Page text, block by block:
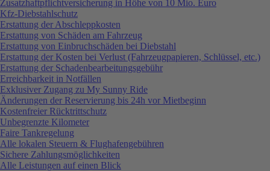
Zusatzhaftpflichtversicherung in Höhe von 10 Mio. Euro
Kfz-Diebstahlschutz
Erstattung der Abschleppkosten
Erstattung von Schäden am Fahrzeug
Erstattung von Einbruchschäden bei Diebstahl
Erstattung der Kosten bei Verlust (Fahrzeugpapieren, Schlüssel, etc.)
Erstattung der Schadenbearbeitungsgebühr
Erreichbarkeit in Notfällen
Exklusiver Zugang zu My Sunny Ride
Änderungen der Reservierung bis 24h vor Mietbeginn
Kostenfreier Rücktrittschutz
Unbegrenzte Kilometer
Faire Tankregelung
Alle lokalen Steuern & Flughafengebühren
Sichere Zahlungsmöglichkeiten
Alle Leistungen auf einen Blick